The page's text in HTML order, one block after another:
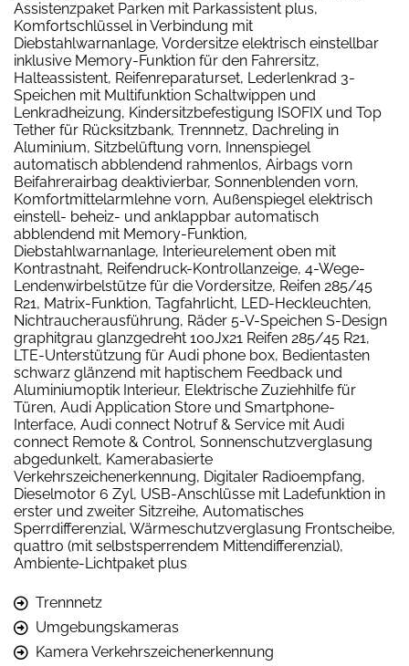
Assistenzpaket Parken mit Parkassistent plus,
Komfortschlüssel in Verbindung mit
Diebstahlwarnanlage, Vordersitze elektrisch einstellbar
inklusive Memory-Funktion für den Fahrersitz,
Halteassistent, Reifenreparaturset, Lederlenkrad 3-
Speichen mit Multifunktion Schaltwippen und
Lenkradheizung, Kindersitzbefestigung ISOFIX und Top
Tether für Rücksitzbank, Trennnetz, Dachreling in
Aluminium, Sitzbelüftung vorn, Innenspiegel
automatisch abblendend rahmenlos, Airbags vorn
Beifahrerairbag deaktivierbar, Sonnenblenden vorn,
Komfortmittelarmlehne vorn, Außenspiegel elektrisch
einstell- beheiz- und anklappbar automatisch
abblendend mit Memory-Funktion,
Diebstahlwarnanlage, Interieurelement oben mit
Kontrastnaht, Reifendruck-Kontrollanzeige, 4-Wege-
Lendenwirbelstütze für die Vordersitze, Reifen 285/45
R21, Matrix-Funktion, Tagfahrlicht, LED-Heckleuchten,
Nichtraucherausführung, Räder 5-V-Speichen S-Design
graphitgrau glanzgedreht 100Jx21 Reifen 285/45 R21,
LTE-Unterstützung für Audi phone box, Bedientasten
schwarz glänzend mit haptischem Feedback und
Aluminiumoptik Interieur, Elektrische Zuziehhilfe für
Türen, Audi Application Store und Smartphone-
Interface, Audi connect Notruf & Service mit Audi
connect Remote & Control, Sonnenschutzverglasung
abgedunkelt, Kamerabasierte
Verkehrszeichenerkennung, Digitaler Radioempfang,
Dieselmotor 6 Zyl, USB-Anschlüsse mit Ladefunktion in
erster und zweiter Sitzreihe, Automatisches
Sperrdifferenzial, Wärmeschutzverglasung Frontscheibe,
quattro (mit selbstsperrendem Mittendifferenzial),
Ambiente-Lichtpaket plus
Trennnetz
Umgebungskameras
Kamera Verkehrszeichenerkennung